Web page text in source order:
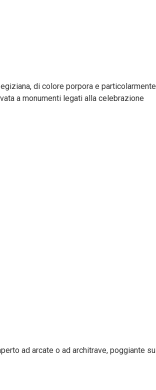
di colore porpora e particolarmente
a monumenti legati alla celebrazione
ad arcate o ad architrave, poggiante su